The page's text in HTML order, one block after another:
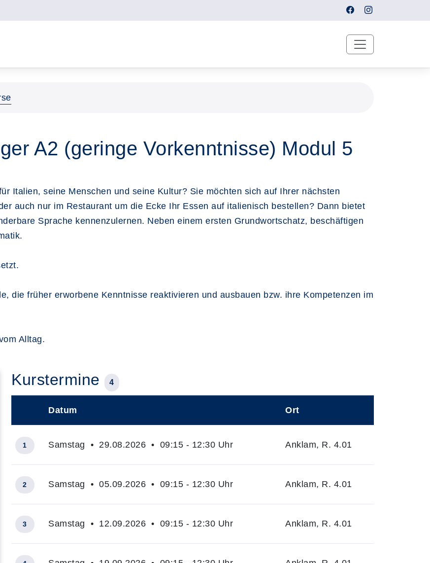
A2 (geringe Vorkenntnisse) Modul 5
Italien, seine Menschen und seine Kultur? Sie möchten sich auf Ihrer nächsten
auch nur im Restaurant um die Ecke Ihr Essen auf italienisch bestellen? Dann bietet
Sprache kennenzulernen. Neben einem ersten Grundwortschatz, beschäftigen
die früher erworbene Kenntnisse reaktivieren und ausbauen bzw. ihre Kompetenzen im
Alltag.
Kurstermine 4
Datum Ort
1 Samstag • 29.08.2026 • 09:15 - 12:30 Uhr Anklam, R. 4.01
2 Samstag • 05.09.2026 • 09:15 - 12:30 Uhr Anklam, R. 4.01
3 Samstag • 12.09.2026 • 09:15 - 12:30 Uhr Anklam, R. 4.01